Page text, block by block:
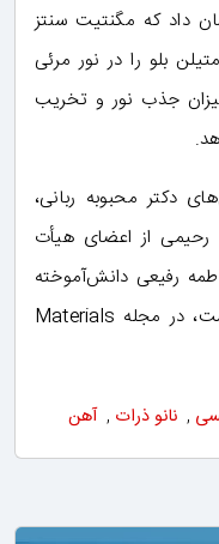
داد که مگنتیت سنتز
بلو را در نور مرئی
جذب نور و تخریب
دکتر محبوبه ربانی،
از اعضای هیأت
رفیعی دانش‌آموخته‌
مقطع کارشناسی ارشد این دانشگاه است، در مجله Materials
, نانو ذرات , آهن